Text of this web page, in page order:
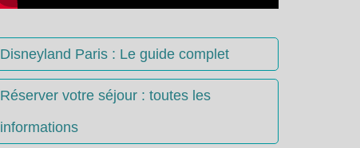
Disneyland Paris : Le guide complet
Réserver votre séjour : toutes les
informations